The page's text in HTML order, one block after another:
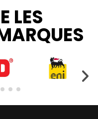
LES